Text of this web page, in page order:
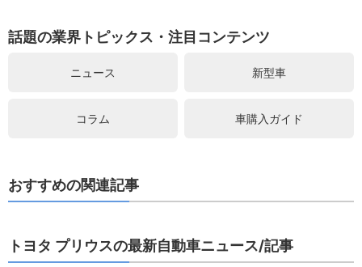
話題の業界トピックス・注目コンテンツ
ニュース 新型車
コラム 車購入ガイド
おすすめの関連記事
トヨタ プリウスの最新自動車ニュース/記事